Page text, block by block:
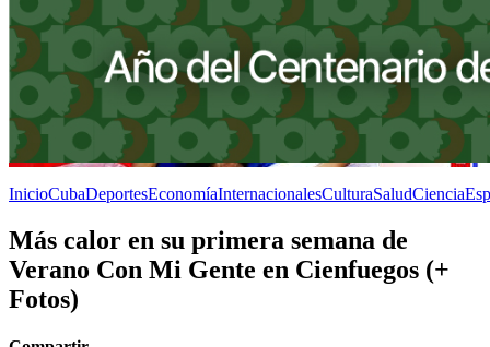
InicioCubaDeportesEconomíaInternacionalesCulturaSaludCiencia
Más calor en su primera semana de
Verano Con Mi Gente en Cienfuegos (+
Fotos)